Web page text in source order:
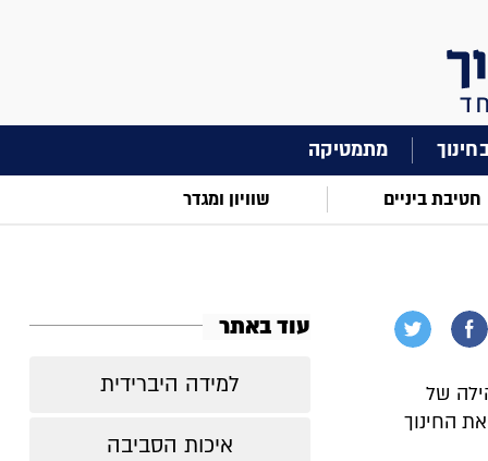
מתמטיקה
חטיבת ביניים שוויון ומגדר
של
החינוך
עוד באתר
למידה היברידית
איכות הסביבה